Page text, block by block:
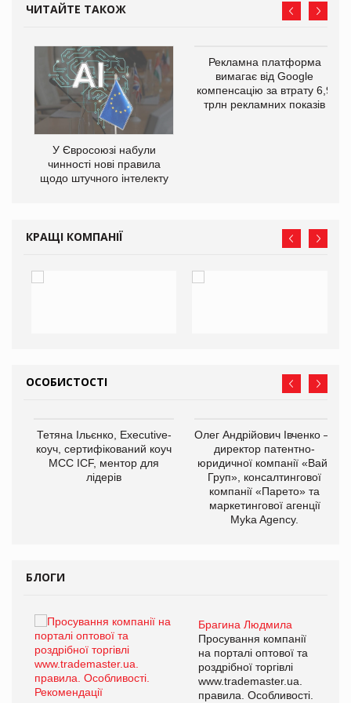
ЧИТАЙТЕ ТАКОЖ
У Євросоюзі набули
чинності нові правила
щодо штучного інтелекту
Рекламна платформа
вимагає від Google
компенсацію за втрату 6,9
трлн рекламних показів
КРАЩІ КОМПАНІЇ
ОСОБИСТОСТІ
Тетяна Ільєнко, Executive-
коуч, сертифікований коуч
МСС ICF, ментор для
лідерів
Олег Андрійович Івченко —
директор патентно-
юридичної компанії «Вайз
Груп», консалтингової
компанії «Парето» та
маркетингової агенції
Myka Agency.
БЛОГИ
Брагина Людмила
Просування компанії
на порталі оптової та
роздрібної торгівлі
www.trademaster.ua.
правила. Особливості.